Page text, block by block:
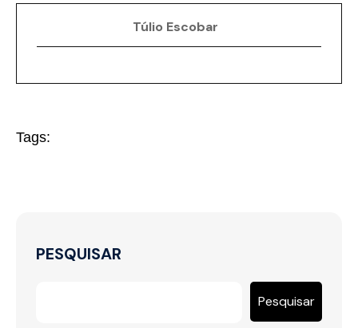
Túlio Escobar
Tags:
PESQUISAR
Pesquisar